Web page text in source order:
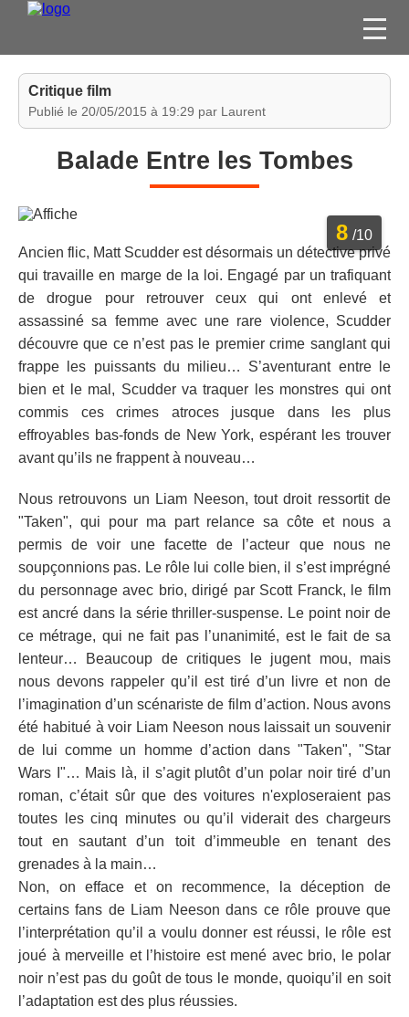
FILMS
JEUX VIDÉO
ESPACE
MEMBRE
Critique film
Publié le 20/05/2015 à 19:29 par Laurent
Balade Entre les Tombes
8 /10
Ancien flic, Matt Scudder est désormais un détective privé
qui travaille en marge de la loi. Engagé par un trafiquant
de drogue pour retrouver ceux qui ont enlevé et
assassiné sa femme avec une rare violence, Scudder
découvre que ce n’est pas le premier crime sanglant qui
frappe les puissants du milieu… S’aventurant entre le
bien et le mal, Scudder va traquer les monstres qui ont
commis ces crimes atroces jusque dans les plus
effroyables bas-fonds de New York, espérant les trouver
avant qu’ils ne frappent à nouveau…
Nous retrouvons un Liam Neeson, tout droit ressortit de
"Taken", qui pour ma part relance sa côte et nous a
permis de voir une facette de l’acteur que nous ne
soupçonnions pas. Le rôle lui colle bien, il s’est imprégné
du personnage avec brio, dirigé par Scott Franck, le film
est ancré dans la série thriller-suspense. Le point noir de
ce métrage, qui ne fait pas l’unanimité, est le fait de sa
lenteur… Beaucoup de critiques le jugent mou, mais
nous devons rappeler qu’il est tiré d’un livre et non de
l’imagination d’un scénariste de film d’action. Nous avons
été habitué à voir Liam Neeson nous laissait un souvenir
de lui comme un homme d’action dans "Taken", "Star
Wars I"… Mais là, il s’agit plutôt d’un polar noir tiré d’un
roman, c’était sûr que des voitures n'exploseraient pas
toutes les cinq minutes ou qu’il viderait des chargeurs
tout en sautant d’un toit d’immeuble en tenant des
grenades à la main…
Non, on efface et on recommence, la déception de
certains fans de Liam Neeson dans ce rôle prouve que
l’interprétation qu’il a voulu donner est réussi, le rôle est
joué à merveille et l’histoire est mené avec brio, le polar
noir n’est pas du goût de tous le monde, quoiqu’il en soit
l’adaptation est des plus réussies.